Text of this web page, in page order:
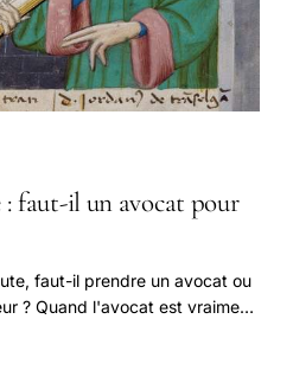
faut-il un avocat pour
faut-il prendre un avocat ou
? Quand l'avocat est vraiment